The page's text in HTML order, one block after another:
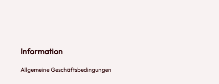
Information
Allgemeine Geschäftsbedingungen